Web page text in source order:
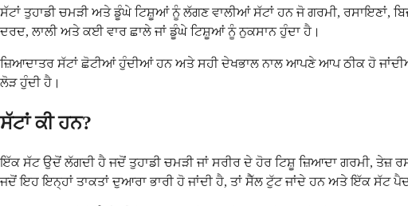
ਸੱਟਾਂ ਤੁਹਾਡੀ ਚਮੜੀ ਅਤੇ ਡੂੰਘੇ ਟਿਸ਼ੂਆਂ ਨੂੰ ਲੱਗਣ ਵਾਲੀਆਂ ਸੱਟਾਂ ਹਨ ਜੋ ਗਰਮੀ, ਰਸਾਇਣਾਂ,
ਦਰਦ, ਲਾਲੀ ਅਤੇ ਕਈ ਵਾਰ ਛਾਲੇ ਜਾਂ ਡੂੰਘੇ ਟਿਸ਼ੂਆਂ ਨੂੰ ਨੁਕਸਾਨ ਹੁੰਦਾ ਹੈ।
ਜ਼ਿਆਦਾਤਰ ਸੱਟਾਂ ਛੋਟੀਆਂ ਹੁੰਦੀਆਂ ਹਨ ਅਤੇ ਸਹੀ ਦੇਖਭਾਲ ਨਾਲ ਆਪਣੇ ਆਪ ਠੀਕ ਹੋ
ਲੋੜ ਹੁੰਦੀ ਹੈ।
ਸੱਟਾਂ ਕੀ ਹਨ?
ਇੱਕ ਸੱਟ ਉਦੋਂ ਲੱਗਦੀ ਹੈ ਜਦੋਂ ਤੁਹਾਡੀ ਚਮੜੀ ਜਾਂ ਸਰੀਰ ਦੇ ਹੋਰ ਟਿਸ਼ੂ ਜ਼ਿਆਦਾ ਗਰਮੀ, ਤੇਜ਼
ਜਦੋਂ ਇਹ ਇਨ੍ਹਾਂ ਤਾਕਤਾਂ ਦੁਆਰਾ ਭਾਰੀ ਹੋ ਜਾਂਦੀ ਹੈ, ਤਾਂ ਸੈੱਲ ਟੁੱਟ ਜਾਂਦੇ ਹਨ ਅਤੇ ਇੱਕ ਸੱਟ